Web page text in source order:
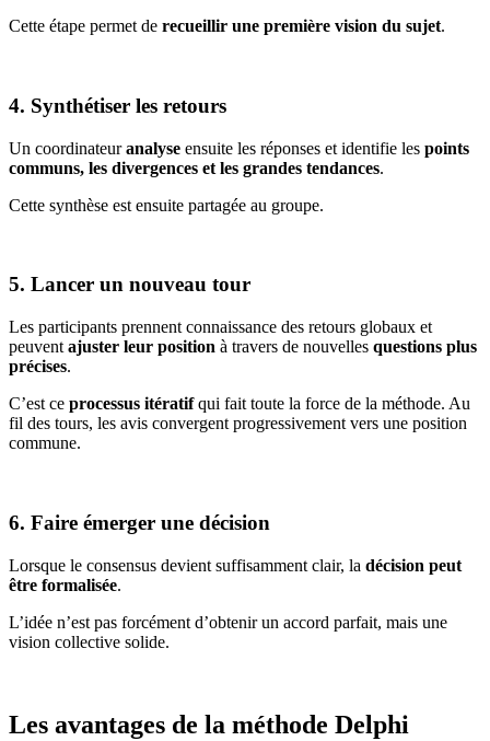
Cette étape permet de recueillir une première vision du sujet.
4. Synthétiser les retours
Un coordinateuranalyse ensuite les réponses et identifie les points
communs, les divergences et les grandes tendances.
Cette synthèse est ensuite partagée au groupe.
5. Lancer un nouveau tour
Les participants prennent connaissance des retours globaux et
peuvent ajuster leur position à travers de nouvelles questions plus
précises.
C’est ce processus itératifqui fait toute la force de la méthode. Au
fil des tours, les avis convergent progressivement vers une position
commune.
6. Faire émerger une décision
Lorsque le consensus devient suffisamment clair, la décision peut
être formalisée.
L’idée n’est pas forcément d’obtenir un accord parfait, mais une
vision collective solide.
Les avantages de la méthode Delphi